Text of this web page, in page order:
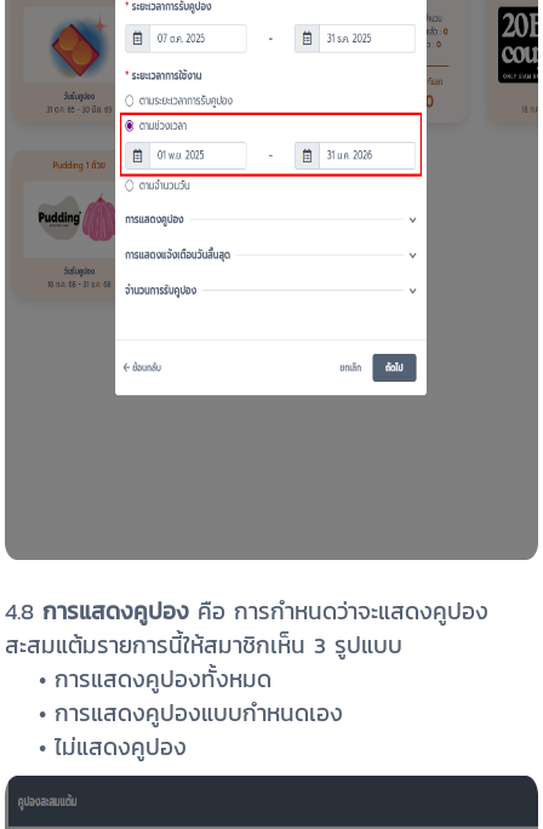
4.8 การแสดงคูปอง คือ การกำหนดว่าจะแสดงคูปอง
สะสมแต้มรายการนี้ให้สมาชิกเห็น 3 รูปแบบ
• การแสดงคูปองทั้งหมด
• การแสดงคูปองแบบกำหนดเอง
• ไม่แสดงคูปอง